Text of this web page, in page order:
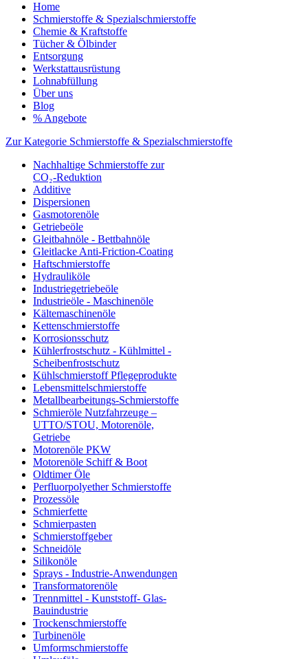
Home
Schmierstoffe & Spezialschmierstoffe
Chemie & Kraftstoffe
Tücher & Ölbinder
Entsorgung
Werkstattausrüstung
Lohnabfüllung
Über uns
Blog
% Angebote
Zur Kategorie Schmierstoffe & Spezialschmierstoffe
Nachhaltige Schmierstoffe zur
CO₂-Reduktion
Additive
Dispersionen
Gasmotorenöle
Getriebeöle
Gleitbahnöle - Bettbahnöle
Gleitlacke Anti-Friction-Coating
Haftschmierstoffe
Hydrauliköle
Industriegetriebeöle
Industrieöle - Maschinenöle
Kältemaschinenöle
Kettenschmierstoffe
Korrosionsschutz
Kühlerfrostschutz - Kühlmittel -
Scheibenfrostschutz
Kühlschmierstoff Pflegeprodukte
Lebensmittelschmierstoffe
Metallbearbeitungs-Schmierstoffe
Schmieröle Nutzfahrzeuge –
UTTO/STOU, Motorenöle,
Getriebe
Motorenöle PKW
Motorenöle Schiff & Boot
Oldtimer Öle
Perfluorpolyether Schmierstoffe
Prozessöle
Schmierfette
Schmierpasten
Schmierstoffgeber
Schneidöle
Silikonöle
Sprays - Industrie-Anwendungen
Transformatorenöle
Trennmittel - Kunststoff- Glas-
Bauindustrie
Trockenschmierstoffe
Turbinenöle
Umformschmierstoffe